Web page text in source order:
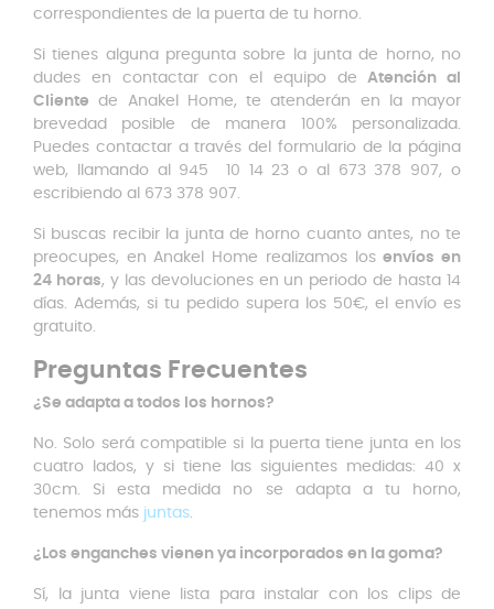
correspondientes de la puerta de tu horno.
Si tienes alguna pregunta sobre la junta de horno, no
dudes en contactar con el equipo deAtención al
Cliente de Anakel Home, te atenderán en la mayor
brevedad posible de manera 100% personalizada.
Puedes contactar a través del formulario de la página
web, llamando al 945 10 14 23 o al 673 378 907, o
escribiendo al 673 378 907.
Si buscas recibir la junta de horno cuanto antes, no te
preocupes, en Anakel Home realizamos losenvíos en
24 horas, y las devoluciones en un periodo de hasta 14
días. Además, si tu pedido supera los 50€, el envío es
gratuito.
Preguntas Frecuentes
¿Se adapta a todos los hornos?
No. Solo será compatible si la puerta tiene junta en los
cuatro lados, y si tiene las siguientes medidas: 40 x
30cm. Si esta medida no se adapta a tu horno,
tenemos más juntas.
¿Los enganches vienen ya incorporados en la goma?
Sí, la junta viene lista para instalar con los clips de